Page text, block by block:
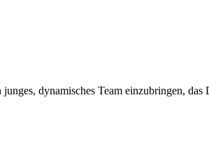
dynamisches Team einzubringen,